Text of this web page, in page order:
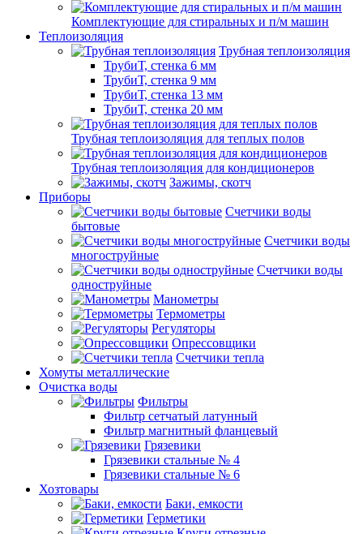
Комплектующие для стиральных и п/м машин
Теплоизоляция
Трубная теплоизоляция
ТрубиТ, стенка 6 мм
ТрубиТ, стенка 9 мм
ТрубиТ, стенка 13 мм
ТрубиТ, стенка 20 мм
Трубная теплоизоляция для теплых полов
Трубная теплоизоляция для кондиционеров
Зажимы, скотч
Приборы
Счетчики воды
бытовые
Счетчики воды
многоструйные
Счетчики воды
одноструйные
Манометры
Термометры
Регуляторы
Опрессовщики
Счетчики тепла
Хомуты металлические
Очистка воды
Фильтры
Фильтр сетчатый латунный
Фильтр магнитный фланцевый
Грязевики
Грязевики стальные № 4
Грязевики стальные № 6
Хозтовары
Баки, емкости
Герметики